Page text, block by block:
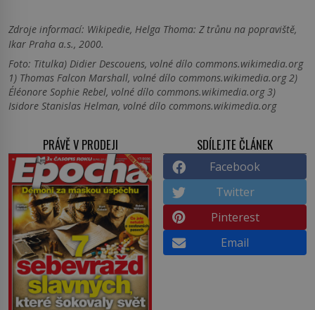
Zdroje informací: Wikipedie, Helga Thoma: Z trůnu na popraviště,
Ikar Praha a.s., 2000.
Foto: Titulka) Didier Descouens, volné dílo commons.wikimedia.org
1) Thomas Falcon Marshall, volné dílo commons.wikimedia.org 2)
Éléonore Sophie Rebel, volné dílo commons.wikimedia.org 3)
Isidore Stanislas Helman, volné dílo commons.wikimedia.org
PRÁVĚ V PRODEJI SDÍLEJTE ČLÁNEK
Facebook
Twitter
Pinterest
Email